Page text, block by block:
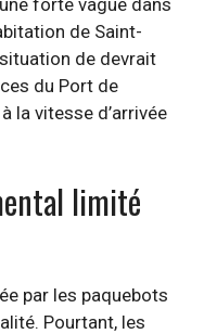
forte vague dans
de Saint-
de devrait
du Port de
la vitesse d’arrivée
limité
par les paquebots
Pourtant, les